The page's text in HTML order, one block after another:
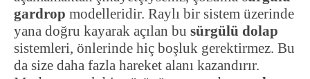
gardrop modelleridir. Raylı bir sistem üzerinde
yana doğru kayarak açılan bu sürgülü dolap
sistemleri, önlerinde hiç boşluk gerektirmez. Bu
da size daha fazla hareket alanı kazandırır.